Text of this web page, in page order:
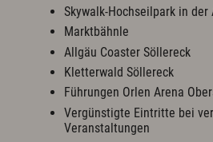
Skywalk-Hochseilpark in
Marktbähnle
Allgäu Coaster Söllereck
Kletterwald Söllereck
Führungen Orlen Arena
Vergünstigte Eintritte bei
Veranstaltungen